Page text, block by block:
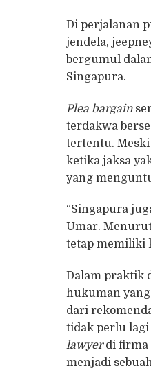
Di perjalanan
jendela,
bergumul
Singapura.
Plea bargain
terdakwa
tertentu.
ketika jaksa
yang
“Singapura
Umar.
tetap memiliki
Dalam praktik
hukuman
dari
tidak perlu lagi
lawyerdi firma
menjadi